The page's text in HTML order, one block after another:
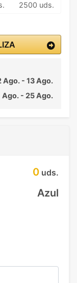
2500 uds.
Ago. - 13 Ago.
Ago. - 25 Ago.
0 uds.
Azul